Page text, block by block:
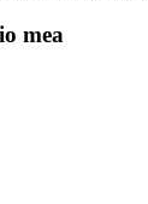
mea